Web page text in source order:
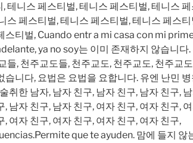
, 테니스 페스티벌, 테니스 페스티벌, 테니스
스 페스티벌, 테니스 페스티벌, 테니스 페스
스티벌, Cuando entr a mi casa con mi
ya no soy는 이미 존재하지 않습니다.
들, 천주교도들, 천주교도, 천주교도, 천주교
습니다, 요법은 요법을 요합니다. 유엔 난민
취한 남자, 남자 친구, 남자 친구, 남자 친구,
, 남자 친구, 남자 친구, 여자 친구, 여자 친구,
, 여자 친구, 여자 친구, 여자 친구, 여자 친구,
que te ayuden. 맘에 들지 않